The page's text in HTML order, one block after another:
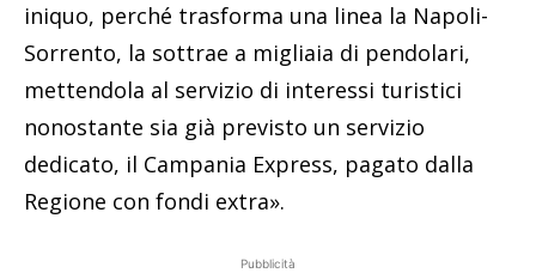
iniquo, perché trasforma una linea la Napoli-
Sorrento, la sottrae a migliaia di pendolari,
mettendola al servizio di interessi turistici
nonostante sia già previsto un servizio
dedicato, il Campania Express, pagato dalla
Regione con fondi extra».
Pubblicità